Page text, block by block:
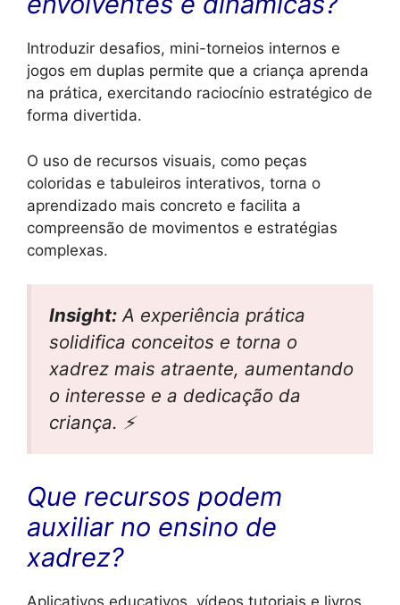
Introduzir desafios, mini-torneios internos e
jogos em duplas permite que a criança aprenda
na prática, exercitando raciocínio estratégico de
forma divertida.
O uso de recursos visuais, como peças
coloridas e tabuleiros interativos, torna o
aprendizado mais concreto e facilita a
compreensão de movimentos e estratégias
complexas.
Insight: A experiência prática
solidifica conceitos e torna o
xadrez mais atraente, aumentando
o interesse e a dedicação da
criança. ⚡
Que recursos podem
auxiliar no ensino de
xadrez?
Aplicativos educativos, vídeos tutoriais e livros